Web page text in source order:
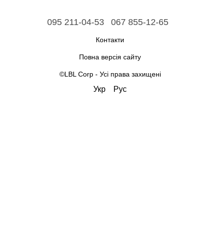
095 211-04-53 067 855-12-65
Контакти
Повна версія сайту
©LBL Corp - Усі права захищені
Укр Рус